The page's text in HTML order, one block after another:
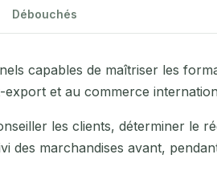
Débouchés
capables de maîtriser les
et au commerce
les clients, déterminer le
des marchandises avant,